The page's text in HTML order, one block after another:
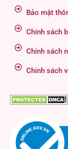
Bảo mật
Chính sách
Chính sách
Chính sách